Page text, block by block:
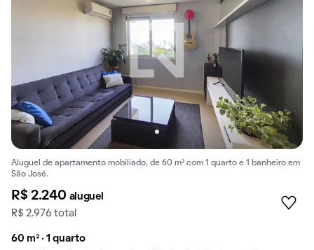
Aluguel de apartamento mobiliado, de 60 m² com 1 quarto e 1 banheiro em
São José.
R$ 2.240 aluguel
R$ 2.976 total
60 m² · 1 quarto